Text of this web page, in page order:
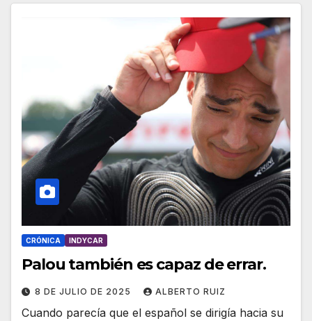
CRÓNICA INDYCAR
Palou también es capaz de errar.
8 DE JULIO DE 2025 ALBERTO RUIZ
Cuando parecía que el español se dirigía hacia su